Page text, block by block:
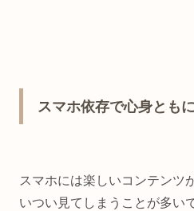
スマホ依存で心身とも
スマホには楽しいコンテンツ
いつい見てしまうことが多い